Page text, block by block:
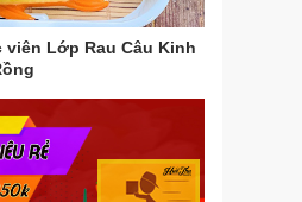
Lớp Rau Câu Kinh